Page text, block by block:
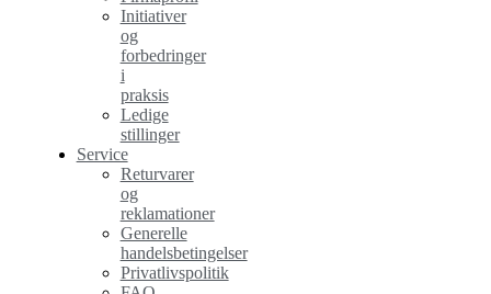
Initiativer
og
forbedringer
i
praksis
Ledige
stillinger
Service
Returvarer
og
reklamationer
Generelle
handelsbetingelser
Privatlivspolitik